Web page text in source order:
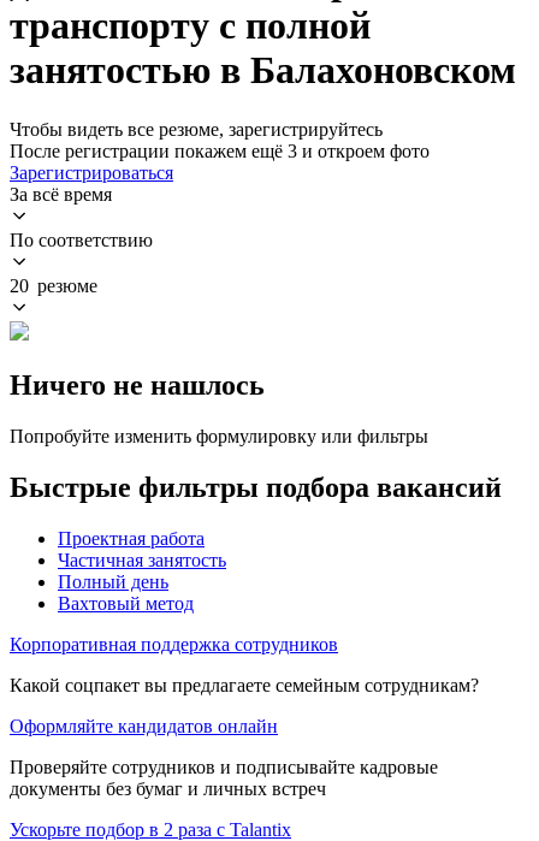
транспорту с полной
занятостью в Балахоновском
Чтобы видеть все резюме, зарегистрируйтесь
После регистрации покажем ещё 3 и откроем фото
Зарегистрироваться
За всё время
По соответствию
20 резюме
Ничего не нашлось
Попробуйте изменить формулировку или фильтры
Быстрые фильтры подбора вакансий
Проектная работа
Частичная занятость
Полный день
Вахтовый метод
Корпоративная поддержка сотрудников
Какой соцпакет вы предлагаете семейным сотрудникам?
Оформляйте кандидатов онлайн
Проверяйте сотрудников и подписывайте кадровые
документы без бумаг и личных встреч
Ускорьте подбор в 2 раза с Talantix